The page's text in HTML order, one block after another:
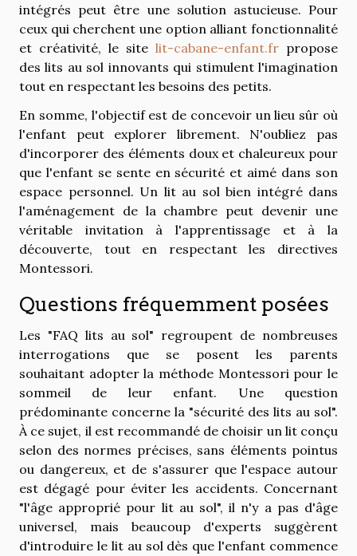
intégrés peut être une solution astucieuse. Pour
ceux qui cherchent une option alliant fonctionnalité
et créativité, le site lit-cabane-enfant.fr propose
des lits au sol innovants qui stimulent l'imagination
tout en respectant les besoins des petits.
En somme, l'objectif est de concevoir un lieu sûr où
l'enfant peut explorer librement. N'oubliez pas
d'incorporer des éléments doux et chaleureux pour
que l'enfant se sente en sécurité et aimé dans son
espace personnel. Un lit au sol bien intégré dans
l'aménagement de la chambre peut devenir une
véritable invitation à l'apprentissage et à la
découverte, tout en respectant les directives
Montessori.
Questions fréquemment posées
Les "FAQ lits au sol" regroupent de nombreuses
interrogations que se posent les parents
souhaitant adopter la méthode Montessori pour le
sommeil de leur enfant. Une question
prédominante concerne la "sécurité des lits au sol".
À ce sujet, il est recommandé de choisir un lit conçu
selon des normes précises, sans éléments pointus
ou dangereux, et de s'assurer que l'espace autour
est dégagé pour éviter les accidents. Concernant
"l'âge approprié pour lit au sol", il n'y a pas d'âge
universel, mais beaucoup d'experts suggèrent
d'introduire le lit au sol dès que l'enfant commence